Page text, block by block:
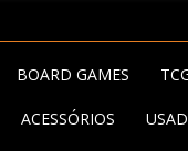
BOARD GAMES
ACESSÓRIOS